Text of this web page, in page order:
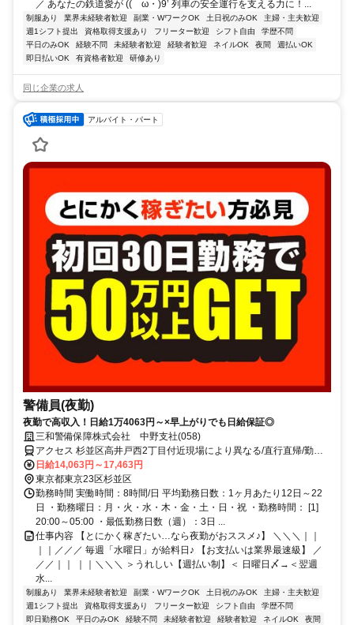
／ あなたの鉄道愛が ((ゝω・)9’ 列車の安全運行を支える力に！...
制服あり 業界未経験者歓迎 副業・WワークOK 土日祝のみOK
主婦・主夫歓迎
週1シフト提出
資格取得支援あり フリーター歓迎 シフト自由
学歴不問
平日のみOK
経験不問 未経験者歓迎 経験者歓迎 ネイルOK 夜間
週払いOK
即日払いOK
有資格者歓迎 研修あり
同じ企業の求人
アルバイト・パート
警備員(夜勤)
夜勤で高収入！日給1万4063円～×早上がりでも日給保証◎
三和警備保障株式会社 中野支社(058)
アクセス 杉並区高井戸西2丁目付近現場により異なる/直行直帰/勤務
地相談可■電話面接■来社不要■即日勤務
日給14,063円～17,463円
東京都東京23区杉並区
勤務時間 実働時間：8時間/日 平均勤務日数：1ヶ月あたり12日～22
日 ・勤務曜日：月・火・水・木・金・土・日・祝 ・勤務時間： [1]
20:00～05:00 ・最低勤務日数（週）：3日 ...
仕事内容 【とにかく稼ぎたい…なら夜勤がおススメ♪】 ＼＼＼｜｜
｜｜／／／ 毎週「水曜日」が給料日♪ 【お支払いは業界最速級】 ／
／／｜｜ ｜｜＼＼＼ ＞うれしい【週払い制】＜ 日曜日〆→＜翌週
水...
制服あり 業界未経験者歓迎 副業・WワークOK 土日祝のみOK
主婦・主夫歓迎
週1シフト提出
資格取得支援あり フリーター歓迎 シフト自由
学歴不問
即日勤務OK
平日のみOK 経験不問 未経験者歓迎 経験者歓迎 ネイルOK
夜間